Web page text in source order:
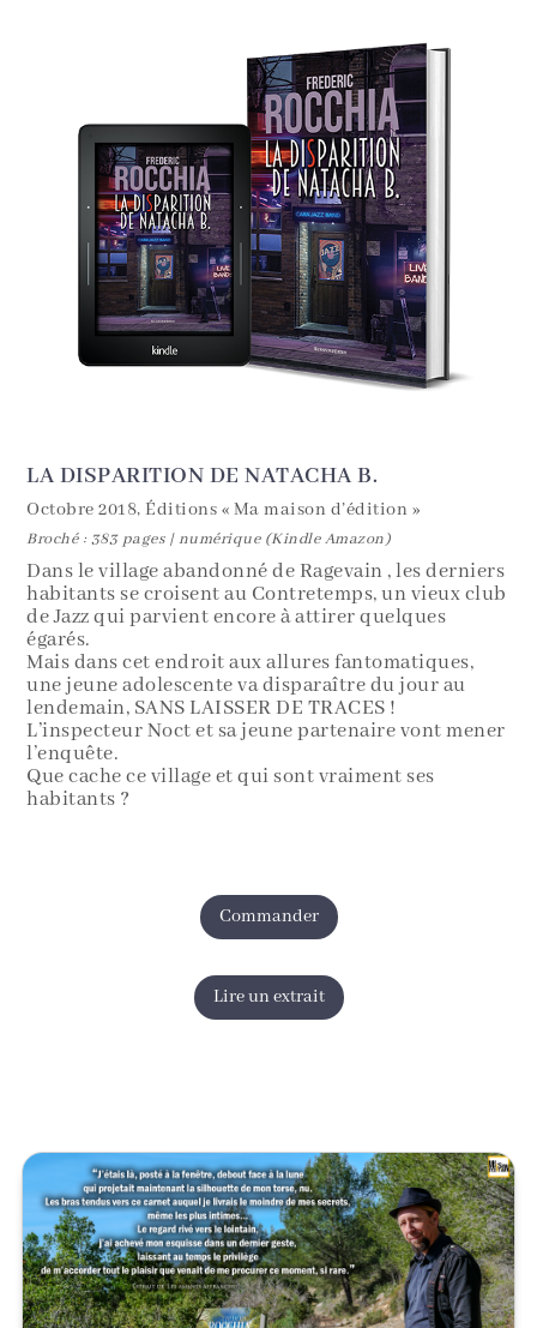
LA DISPARITION DE NATACHA B.
Octobre 2018, Éditions « Ma maison d’édition »
Broché : 383 pages | numérique (Kindle Amazon)
Dans le village abandonné de Ragevain , les derniers
habitants se croisent au Contretemps, un vieux club
de Jazz qui parvient encore à attirer quelques
égarés.
Mais dans cet endroit aux allures fantomatiques,
une jeune adolescente va disparaître du jour au
lendemain, SANS LAISSER DE TRACES !
L’inspecteur Noct et sa jeune partenaire vont mener
l’enquête.
Que cache ce village et qui sont vraiment ses
habitants ?
Commander
Lire un extrait